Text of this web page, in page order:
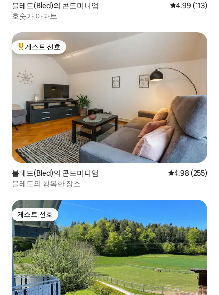
블레드(Bled)의 콘도미니엄 평점 4.99점(5
4.99 (113)
호숫가 아파트
상위 게스트 선호
게스트 선호
블레드(Bled)의 콘도미니엄 평점 4.98점(5
4.98 (255)
블레드의 행복한 장소
게스트 선호
게스트 선호